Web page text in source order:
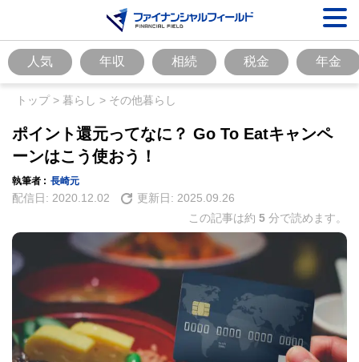
人気 年収 相続 税金 年金
トップ> 暮らし > その他暮らし
ポイント還元ってなに？ Go To Eatキャンペ
ーンはこう使おう！
執筆者 : 長崎元
配信日: 2020.12.02 更新日: 2025.09.26
この記事は約 5 分で読めます。